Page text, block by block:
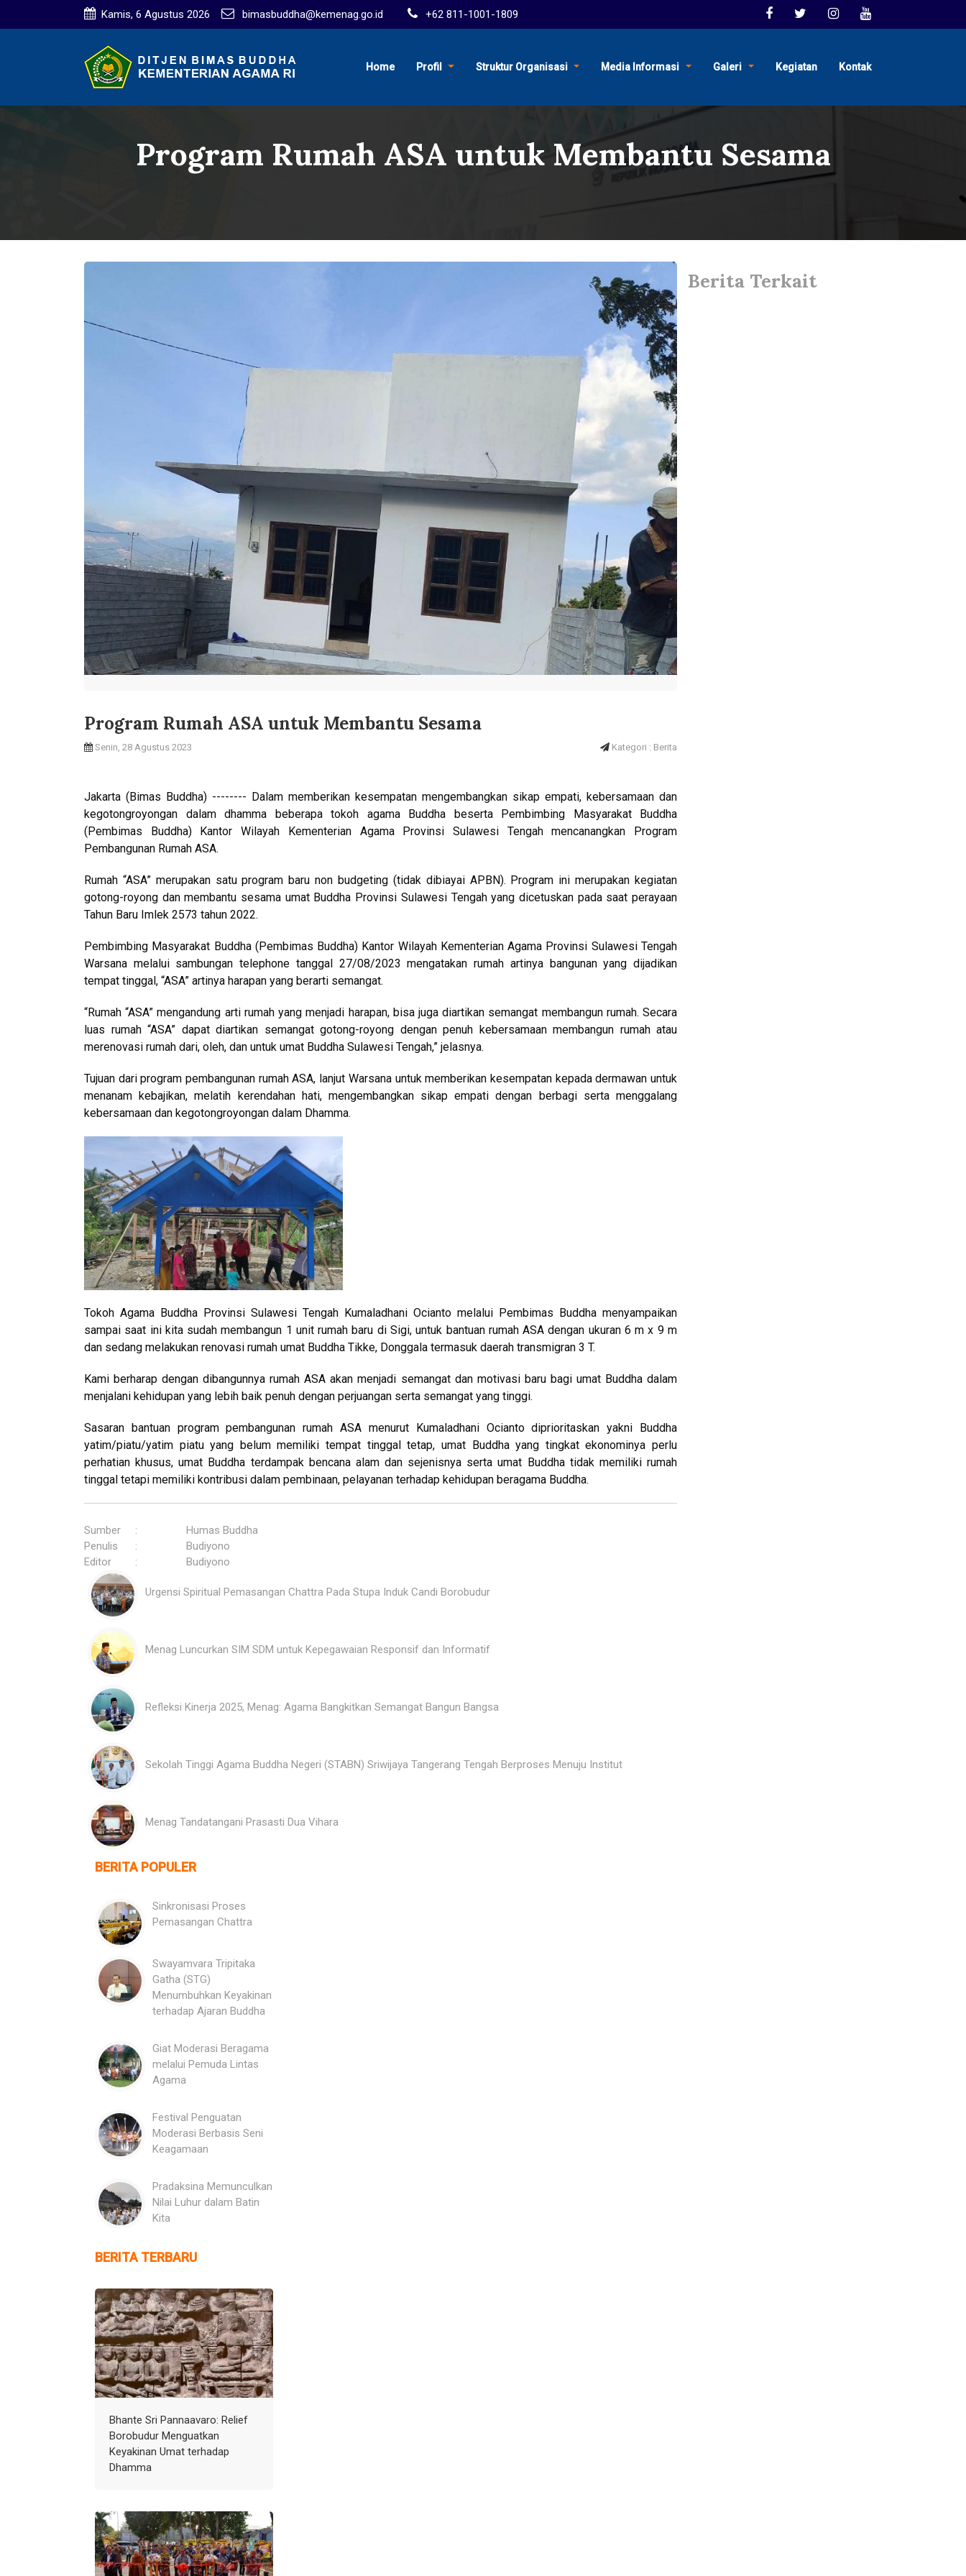
Kamis, 6 Agustus 2026 bimasbuddha@kemenag.go.id +62 811-1001-1809
Home Profil Struktur Organisasi Media Informasi Galeri Kegiatan Kontak
Program Rumah ASA untuk Membantu Sesama
Program Rumah ASA untuk Membantu Sesama
Senin, 28 Agustus 2023 Kategori : Berita
Jakarta (Bimas Buddha) -------- Dalam memberikan kesempatan mengembangkan sikap empati, kebersamaan dan
kegotongroyongan dalam dhamma beberapa tokoh agama Buddha beserta Pembimbing Masyarakat Buddha
(Pembimas Buddha) Kantor Wilayah Kementerian Agama Provinsi Sulawesi Tengah mencanangkan Program
Pembangunan Rumah ASA.
Rumah “ASA” merupakan satu program baru non budgeting (tidak dibiayai APBN). Program ini merupakan kegiatan
gotong-royong dan membantu sesama umat Buddha Provinsi Sulawesi Tengah yang dicetuskan pada saat perayaan
Tahun Baru Imlek 2573 tahun 2022.
Pembimbing Masyarakat Buddha (Pembimas Buddha) Kantor Wilayah Kementerian Agama Provinsi Sulawesi Tengah
Warsana melalui sambungan telephone tanggal 27/08/2023 mengatakan rumah artinya bangunan yang dijadikan
tempat tinggal, “ASA” artinya harapan yang berarti semangat.
“Rumah “ASA” mengandung arti rumah yang menjadi harapan, bisa juga diartikan semangat membangun rumah. Secara
luas rumah “ASA” dapat diartikan semangat gotong-royong dengan penuh kebersamaan membangun rumah atau
merenovasi rumah dari, oleh, dan untuk umat Buddha Sulawesi Tengah,” jelasnya.
Tujuan dari program pembangunan rumah ASA, lanjut Warsana untuk memberikan kesempatan kepada dermawan untuk
menanam kebajikan, melatih kerendahan hati, mengembangkan sikap empati dengan berbagi serta menggalang
kebersamaan dan kegotongroyongan dalam Dhamma.
Tokoh Agama Buddha Provinsi Sulawesi Tengah Kumaladhani Ocianto melalui Pembimas Buddha menyampaikan
sampai saat ini kita sudah membangun 1 unit rumah baru di Sigi, untuk bantuan rumah ASA dengan ukuran 6 m x 9 m
dan sedang melakukan renovasi rumah umat Buddha Tikke, Donggala termasuk daerah transmigran 3 T.
Kami berharap dengan dibangunnya rumah ASA akan menjadi semangat dan motivasi baru bagi umat Buddha dalam
menjalani kehidupan yang lebih baik penuh dengan perjuangan serta semangat yang tinggi.
Sasaran bantuan program pembangunan rumah ASA menurut Kumaladhani Ocianto diprioritaskan yakni Buddha
yatim/piatu/yatim piatu yang belum memiliki tempat tinggal tetap, umat Buddha yang tingkat ekonominya perlu
perhatian khusus, umat Buddha terdampak bencana alam dan sejenisnya serta umat Buddha tidak memiliki rumah
tinggal tetapi memiliki kontribusi dalam pembinaan, pelayanan terhadap kehidupan beragama Buddha.
Sumber :
Humas Buddha
Penulis
:
Budiyono
Editor
: Budiyono
Berita Terkait
Urgensi Spiritual Pemasangan Chattra Pada Stupa Induk Candi Borobudur
Menag Luncurkan SIM SDM untuk Kepegawaian Responsif dan Informatif
Refleksi Kinerja 2025, Menag: Agama Bangkitkan Semangat Bangun Bangsa
Sekolah Tinggi Agama Buddha Negeri (STABN) Sriwijaya Tangerang Tengah Berproses Menuju Institut
Menag Tandatangani Prasasti Dua Vihara
BERITA POPULER
Sinkronisasi Proses
Pemasangan Chattra
Swayamvara Tripitaka
Gatha (STG)
Menumbuhkan Keyakinan
terhadap Ajaran Buddha
Giat Moderasi Beragama
melalui Pemuda Lintas
Agama
Festival Penguatan
Moderasi Berbasis Seni
Keagamaan
Pradaksina Memunculkan
Nilai Luhur dalam Batin
Kita
BERITA TERBARU
Bhante Sri Pannaavaro: Relief
Borobudur Menguatkan
Keyakinan Umat terhadap
Dhamma